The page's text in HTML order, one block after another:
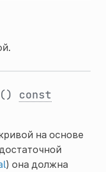
() const
на основе
) она должна